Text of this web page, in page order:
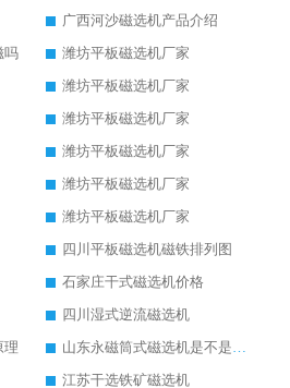
广西河沙磁选机产品介绍
吗
潍坊平板磁选机厂家
潍坊平板磁选机厂家
潍坊平板磁选机厂家
潍坊平板磁选机厂家
潍坊平板磁选机厂家
潍坊平板磁选机厂家
四川平板磁选机磁铁排列图
石家庄干式磁选机价格
四川湿式逆流磁选机
理
山东永磁筒式磁选机是不是强磁
江苏干选铁矿磁选机